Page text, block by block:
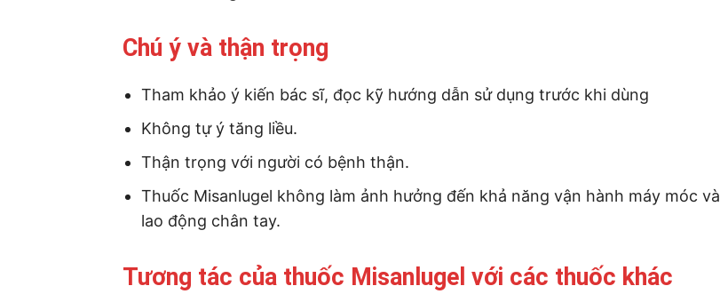
Chú ý và thận trọng
Tham khảo ý kiến bác sĩ, đọc kỹ hướng dẫn sử dụng trước khi dùng
Không tự ý tăng liều.
Thận trọng với người có bệnh thận.
Thuốc Misanlugel không làm ảnh hưởng đến khả năng vận hành máy móc và
lao động chân tay.
Tương tác của thuốc Misanlugel với các thuốc khác